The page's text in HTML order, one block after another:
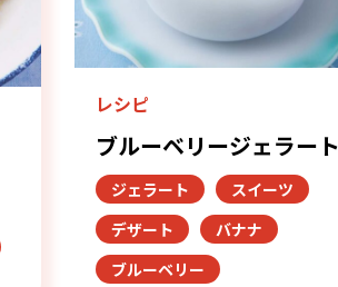
レシピ
ブルーベリージェラート
ジェラート
スイーツ
デザート
バナナ
ブルーベリー